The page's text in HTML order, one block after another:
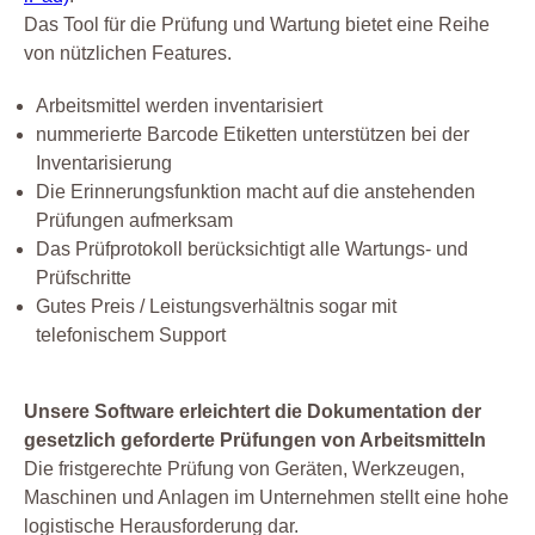
Das Tool für die Prüfung und Wartung bietet eine Reihe
von nützlichen Features.
Arbeitsmittel werden inventarisiert
nummerierte Barcode Etiketten unterstützen bei der
Inventarisierung
Die Erinnerungsfunktion macht auf die anstehenden
Prüfungen aufmerksam
Das Prüfprotokoll berücksichtigt alle Wartungs- und
Prüfschritte
Gutes Preis / Leistungsverhältnis sogar mit
telefonischem Support
Unsere Software erleichtert die Dokumentation der
gesetzlich geforderte Prüfungen von Arbeitsmitteln
Die fristgerechte Prüfung von Geräten, Werkzeugen,
Maschinen und Anlagen im Unternehmen stellt eine hohe
logistische Herausforderung dar.